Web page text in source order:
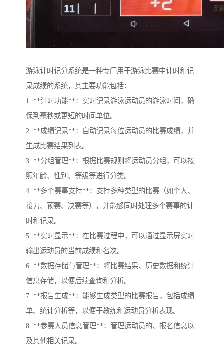
游泳计时记分系统是一种专门用于游泳比赛中计时和记
录成绩的系统，其主要功能包括：
1. **计时功能**：实时记录游泳运动员的游泳时间，确
保到毫秒或更短的时间单位。
2. **成绩记录**：自动记录每位运动员的比赛成绩，并
生成比赛结果列表。
3. **分组管理**：根据比赛规则将运动员分组，可以按
照年龄、性别、等级等进行分类。
4. **多个赛事支持**：支持多种类型的比赛（如个人、
接力、预赛、决赛等），并能够同时处理多个赛事的计
时和记录。
5. **实时显示**：在比赛过程中，可以通过显示屏实时
输出运动员的当前成绩和名次。
6. **数据存储与管理**：将比赛结果、历史数据和统计
信息存储，以便后续查询和分析。
7. **报告生成**：能够生成类型的比赛报告，包括成绩
单、统计分析等，以便于教练和运动员分析表现。
8. **参赛人员信息管理**：管理运动员的、报名信息以
及其他相关记录。